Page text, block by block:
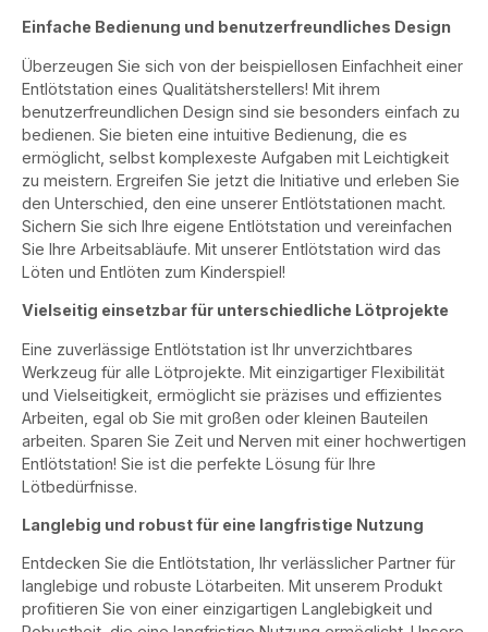
Einfache Bedienung und benutzerfreundliches Design
Überzeugen Sie sich von der beispiellosen Einfachheit einer
Entlötstation eines Qualitätsherstellers! Mit ihrem
benutzerfreundlichen Design sind sie besonders einfach zu
bedienen. Sie bieten eine intuitive Bedienung, die es
ermöglicht, selbst komplexeste Aufgaben mit Leichtigkeit
zu meistern. Ergreifen Sie jetzt die Initiative und erleben Sie
den Unterschied, den eine unserer Entlötstationen macht.
Sichern Sie sich Ihre eigene Entlötstation und vereinfachen
Sie Ihre Arbeitsabläufe. Mit unserer Entlötstation wird das
Löten und Entlöten zum Kinderspiel!
Vielseitig einsetzbar für unterschiedliche Lötprojekte
Eine zuverlässige Entlötstation ist Ihr unverzichtbares
Werkzeug für alle Lötprojekte. Mit einzigartiger Flexibilität
und Vielseitigkeit, ermöglicht sie präzises und effizientes
Arbeiten, egal ob Sie mit großen oder kleinen Bauteilen
arbeiten. Sparen Sie Zeit und Nerven mit einer hochwertigen
Entlötstation! Sie ist die perfekte Lösung für Ihre
Lötbedürfnisse.
Langlebig und robust für eine langfristige Nutzung
Entdecken Sie die Entlötstation, Ihr verlässlicher Partner für
langlebige und robuste Lötarbeiten. Mit unserem Produkt
profitieren Sie von einer einzigartigen Langlebigkeit und